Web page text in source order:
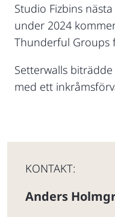
Studio Fizbins
under 2024
Thunderful Groups
Setterwalls
med ett
KONTAKT:
Anders